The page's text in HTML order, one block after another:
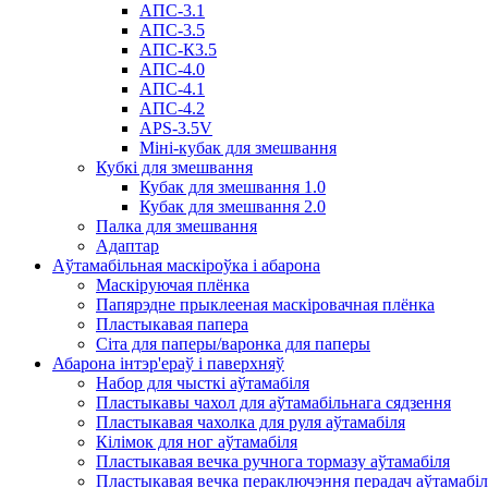
АПС-3.1
АПС-3.5
АПС-К3.5
АПС-4.0
АПС-4.1
АПС-4.2
APS-3.5V
Міні-кубак для змешвання
Кубкі для змешвання
Кубак для змешвання 1.0
Кубак для змешвання 2.0
Палка для змешвання
Адаптар
Аўтамабільная маскіроўка і абарона
Маскіруючая плёнка
Папярэдне прыклееная маскіровачная плёнка
Пластыкавая папера
Сіта для паперы/варонка для паперы
Абарона інтэр'ераў і паверхняў
Набор для чысткі аўтамабіля
Пластыкавы чахол для аўтамабільнага сядзення
Пластыкавая чахолка для руля аўтамабіля
Кілімок для ног аўтамабіля
Пластыкавая вечка ручнога тормазу аўтамабіля
Пластыкавая вечка пераключэння перадач